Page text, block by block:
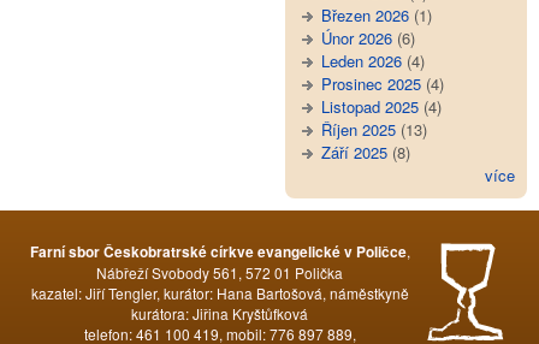
Březen 2026(1)
Únor 2026(6)
Leden 2026(4)
Prosinec 2025(4)
Listopad 2025(4)
Říjen 2025(13)
Září 2025(8)
více
Farní sbor Českobratrské církve evangelické v Poličce,
Nábřeží Svobody 561, 572 01 Polička
kazatel: Jiří Tengler, kurátor: Hana Bartošová, náměstkyně
kurátora: Jiřina Kryštůfková
telefon: 461 100 419, mobil: 776 897 889,